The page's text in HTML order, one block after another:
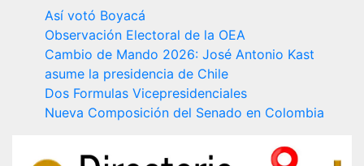
Así votó Boyacá
Observación Electoral de la OEA
Cambio de Mando 2026: José Antonio Kast
asume la presidencia de Chile
Dos Formulas Vicepresidenciales
Nueva Composición del Senado en Colombia